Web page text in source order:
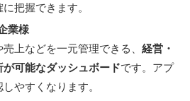
把握できます。
業様
上などを一元管理できる、 経営・
可能なダッシュボードです。アプ
やすくなります。